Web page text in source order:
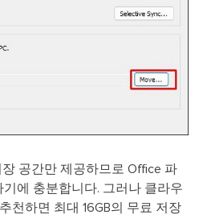
공간만 제공하므로 Office 파
에 충분합니다. 그러나 클라우
천하면 최대 16GB의 무료 저장